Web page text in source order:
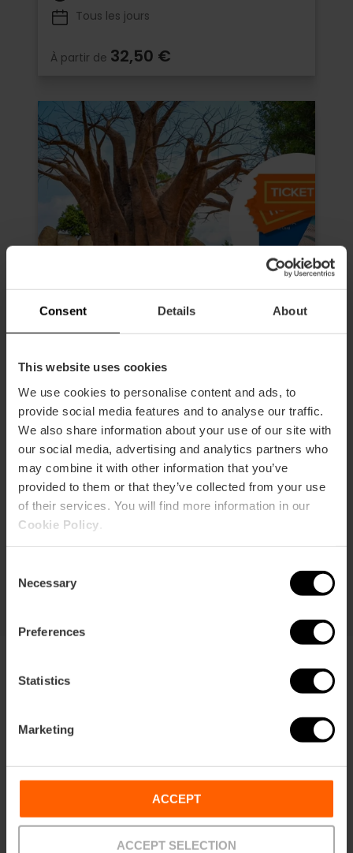
Consent Details About
This website uses cookies
We use cookies to personalise content and ads, to
provide social media features and to analyse our traffic.
We also share information about your use of our site with
our social media, advertising and analytics partners who
may combine it with other information that you’ve
provided to them or that they’ve collected from your use
of their services. You will find more information in our
Cookie Policy
Selection
Necessary
Preferences
Statistics
Marketing
ACCEPT
ACCEPT SELECTION
Tous les jours
À partir de 32,50 €
Valencia Tourist Card 72 heures et
entrée à Oceanogràfic, Musée des
sciences, Hemisfèric et Bioparc
4.9 - 618 avis
Durée: 72h
Transport